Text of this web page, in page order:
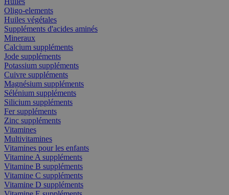
Oligo-elements
Huiles végétales
Suppléments d'acides aminés
Mineraux
Calcium suppléments
Jode suppléments
Potassium suppléments
Cuivre suppléments
Magnésium suppléments
Sélénium suppléments
Silicium suppléments
Fer suppléments
Zinc suppléments
Vitamines
Multivitamines
Vitamines pour les enfants
Vitamine A suppléments
Vitamine B suppléments
Vitamine C suppléments
Vitamine D suppléments